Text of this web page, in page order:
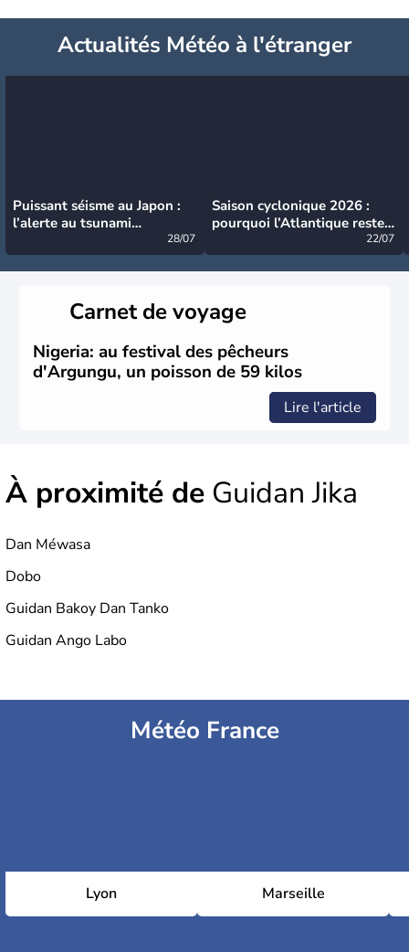
Actualités Météo à l'étranger
Puissant séisme au Japon :
l’alerte au tsunami
28/07
Saison cyclonique 2026 :
pourquoi l’Atlantique reste
22/07
Carnet de voyage
Nigeria: au festival des pêcheurs
d'Argungu, un poisson de 59 kilos
Lire l'article
À proximité de Guidan Jika
Dan Méwasa
Dobo
Guidan Bakoy Dan Tanko
Guidan Ango Labo
Météo France
Lyon Marseille